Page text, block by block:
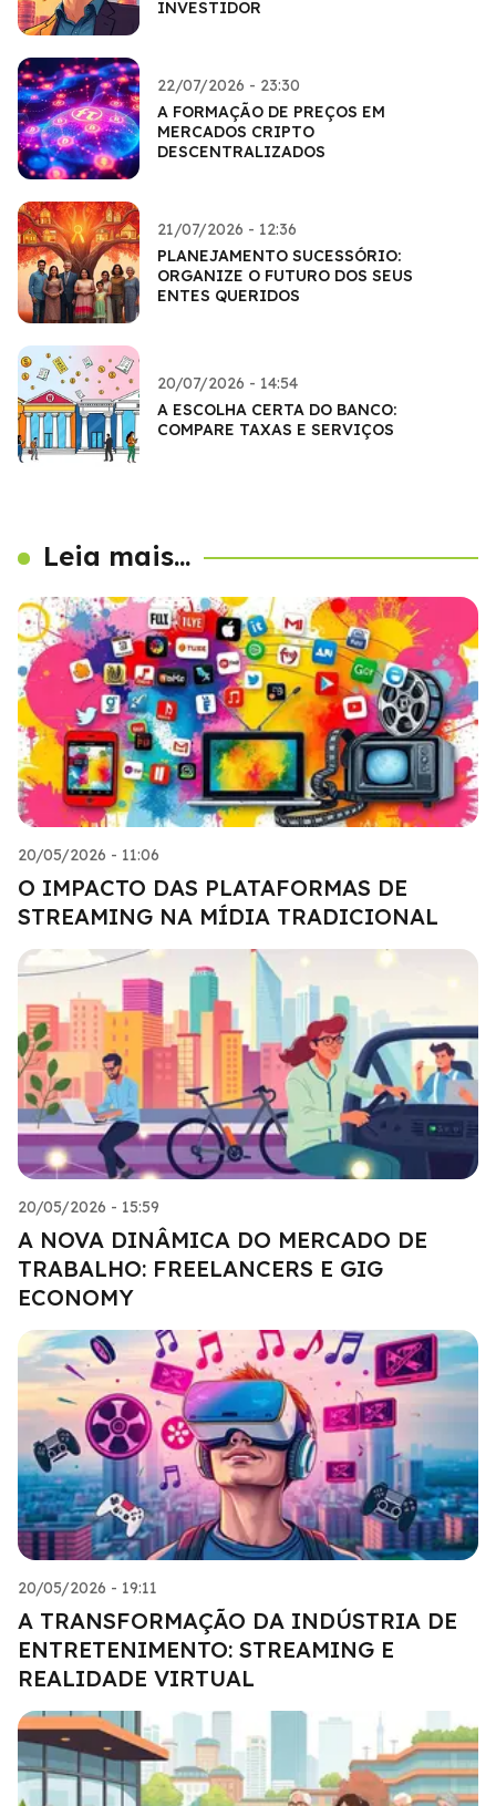
INVESTIDOR
22/07/2026 - 23:30
A FORMAÇÃO DE PREÇOS EM
MERCADOS CRIPTO
DESCENTRALIZADOS
21/07/2026 - 12:36
PLANEJAMENTO SUCESSÓRIO:
ORGANIZE O FUTURO DOS SEUS
ENTES QUERIDOS
20/07/2026 - 14:54
A ESCOLHA CERTA DO BANCO:
COMPARE TAXAS E SERVIÇOS
Leia mais...
20/05/2026 - 11:06
O IMPACTO DAS PLATAFORMAS DE
STREAMING NA MÍDIA TRADICIONAL
20/05/2026 - 15:59
A NOVA DINÂMICA DO MERCADO DE
TRABALHO: FREELANCERS E GIG
ECONOMY
20/05/2026 - 19:11
A TRANSFORMAÇÃO DA INDÚSTRIA DE
ENTRETENIMENTO: STREAMING E
REALIDADE VIRTUAL